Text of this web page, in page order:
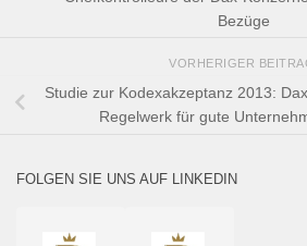
Bezüge
VORHERIGER
Studie zur Kodexakzeptanz 2013:
Regelwerk für gute
FOLGEN SIE UNS AUF LINKEDIN